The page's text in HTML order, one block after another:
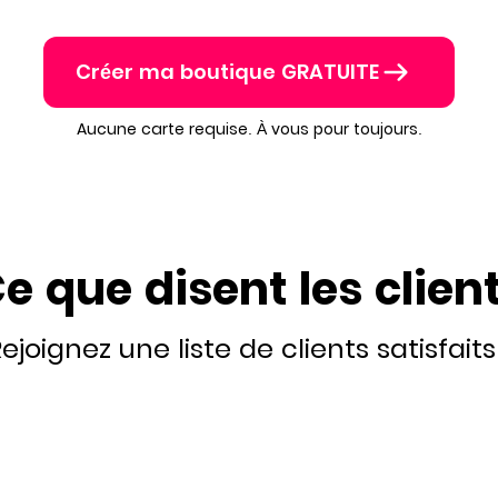
Créer ma boutique GRATUITE
Aucune carte requise. À vous pour toujours.
que disent les
une liste de clients